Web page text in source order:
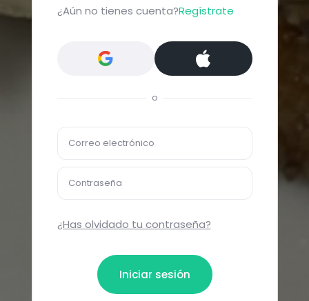
¿Aún no tienes cuenta?Regístrate
o
Correo electrónico
Contraseña
¿Has olvidado tu contraseña?
Iniciar sesión